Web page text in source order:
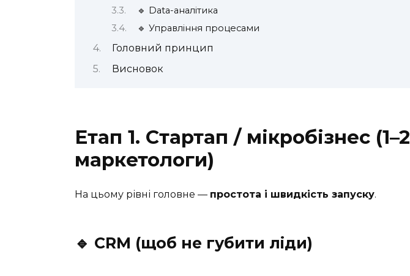
🔹 Data-аналітика
🔹 Управління процесами
Головний принцип
Висновок
Етап 1. Стартап / мікробізнес (1–2
маркетологи)
На цьому рівні головне — простота і швидкість запуску.
🔹 CRM (щоб не губити ліди)